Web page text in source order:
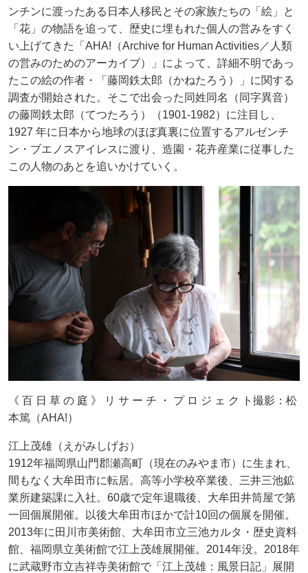
ンチンに渡ったある日本人移民とその家族たちの「絵」と
「花」の物語を追って、歴史に埋もれた個人の営みをすく
い上げてきた「AHA!（Archive for Human Activities／人類
の営みのためのアーカイブ）」によって、詳細不明であっ
たこの絵の作者・「藤岡鉄太郎（かねたろう）」に関する
調査が開始された。そこで出会った同姓同名（同字異音）
の藤岡鉄太郎（てつたろう）（1901-1982）に注目し、
1927 年に日本から地球のほぼ真裏に位置するアルゼンチ
ン・ブエノスアイレスに渡り、造園・花卉産業に従事した
この人物のあとを追いかけていく。
《 百 日 草 の 庭 》 リ サ ー チ ・ プ ロ ジ ェ ク ト撮影：松
本篤（AHA!）
江上茂雄（えがみしげお）
1912年福岡県山門郡瀬高町（現在のみやま市）に生まれ、
間もなく大牟田市に転居。高等小学校卒業後、三井三池鉱
業所建築課に入社。60歳で定年退職後、大牟田井筒屋で第
一回個展開催。以後大牟田市ほかで計10回の個展を開催。
2013年に田川市美術館、大牟田市立三池カルタ・歴史資料
館、福岡県立美術館で江上茂雄展開催。2014年没。2018年
に武蔵野市立吉祥寺美術館で「江上茂雄：風景日記」展開